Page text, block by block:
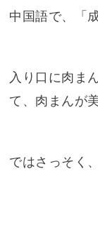
中国語で、「
入り口に肉ま
て、肉まんが
ではさっそく